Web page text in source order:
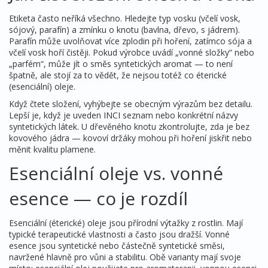
Etiketa často neříká všechno. Hledejte typ vosku (včelí vosk,
sójový, parafín) a zmínku o knotu (bavlna, dřevo, s jádrem).
Parafín může uvolňovat více zplodin při hoření, zatímco sója a
včelí vosk hoří čistěji. Pokud výrobce uvádí „vonné složky“ nebo
„parfém“, může jít o směs syntetických aromat — to není
špatně, ale stojí za to vědět, že nejsou totéž co éterické
(esenciální) oleje.
Když čtete složení, vyhýbejte se obecným výrazům bez detailu.
Lepší je, když je uveden INCI seznam nebo konkrétní názvy
syntetických látek. U dřevěného knotu zkontrolujte, zda je bez
kovového jádra — kovoví držáky mohou při hoření jiskřit nebo
měnit kvalitu plamene.
Esenciální oleje vs. vonné
esence — co je rozdíl
Esenciální (éterické) oleje jsou přírodní výtažky z rostlin. Mají
typické terapeutické vlastnosti a často jsou dražší. Vonné
esence jsou syntetické nebo částečně syntetické směsi,
navržené hlavně pro vůni a stabilitu. Obě varianty mají svoje